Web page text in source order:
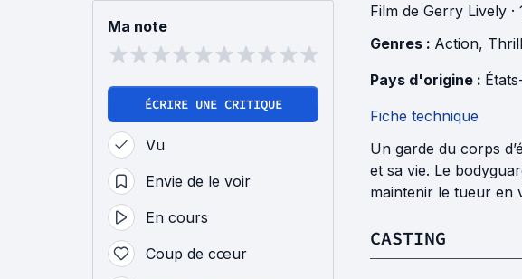
Ma note
ÉCRIRE UNE CRITIQUE
Vu
Envie de le voir
En cours
Coup de cœur
Film de Gerry Lively
Genres : Action,
Pays d'origine :
Fiche technique
Un garde du corps
et sa vie. Le
maintenir le tueur en
CASTING